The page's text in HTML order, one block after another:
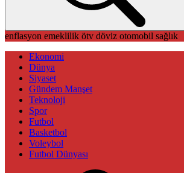
enflasyon emeklilik ötv döviz otomobil sağlık
Ekonomi
Dünya
Siyaset
Gündem Manşet
Teknoloji
Spor
Futbol
Basketbol
Voleybol
Futbol Dünyası